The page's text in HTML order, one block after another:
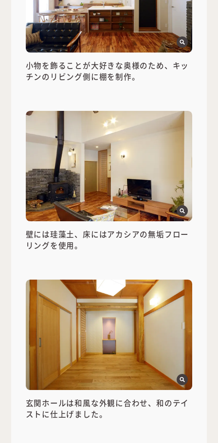
小物を飾ることが大好きな奥様のため、キッ
チンのリビング側に棚を制作。
壁には珪藻土、床にはアカシアの無垢フロー
リングを使用。
玄関ホールは和風な外観に合わせ、和のテイ
ストに仕上げました。